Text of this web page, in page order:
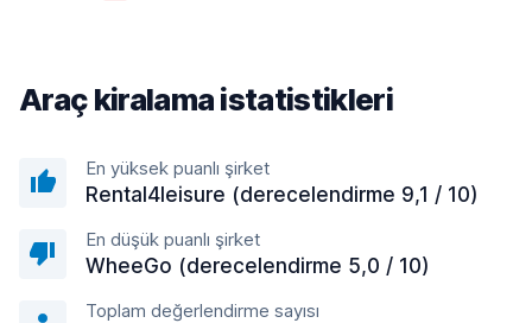
Araç kiralama istatistikleri
En yüksek puanlı şirket
Rental4leisure (derecelendirme 9,1 / 10)
En düşük puanlı şirket
WheeGo (derecelendirme 5,0 / 10)
Toplam değerlendirme sayısı